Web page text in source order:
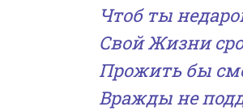
Чтоб ты
Свой Жизни
Прожить бы
Вражды не